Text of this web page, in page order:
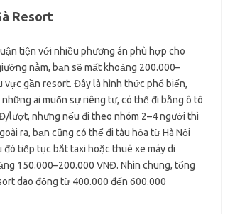
Resort
tiện với nhiều phương án phù hợp cho
nằm, bạn sẽ mất khoảng 200.000–
gần resort. Đây là hình thức phổ biến,
ai muốn sự riêng tư, có thể đi bằng ô tô
lượt, nhưng nếu đi theo nhóm 2–4 người thì
ra, bạn cũng có thể đi tàu hỏa từ Hà Nội
tiếp tục bắt taxi hoặc thuê xe máy di
150.000–200.000 VNĐ. Nhìn chung, tổng
dao động từ 400.000 đến 600.000